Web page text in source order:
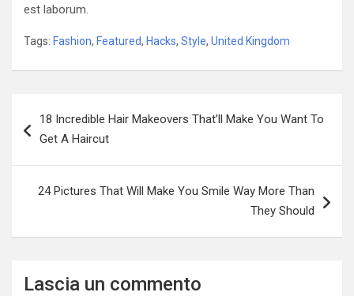
est laborum.
Tags: Fashion, Featured, Hacks, Style, United Kingdom
articoli
18 Incredible Hair Makeovers That’ll Make You Want To
Get A Haircut
24 Pictures That Will Make You Smile Way More Than
They Should
Lascia un commento